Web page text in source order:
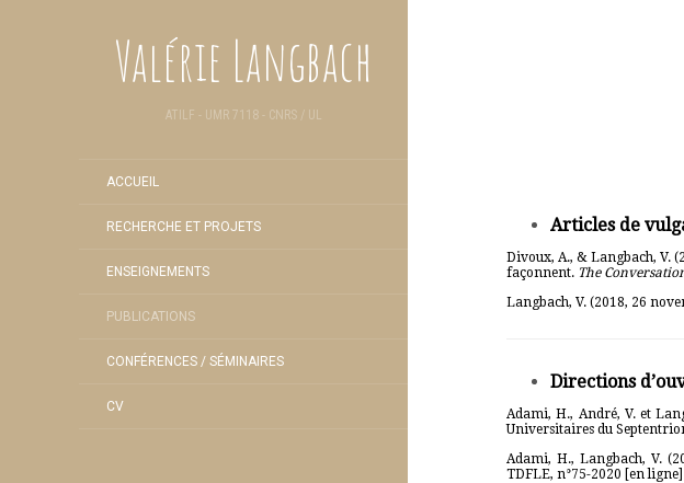
Valérie Langbach
ATILF - UMR 7118 - CNRS / UL
ACCUEIL
RECHERCHE ET PROJETS
ENSEIGNEMENTS
PUBLICATIONS
CONFÉRENCES / SÉMINAIRES
CV
Articles de
Divoux, A., & Langbach, V.
façonnent. The
Langbach, V. (2018, 26
Directions
Adami, H., André, V. et
Universitaires du
Adami, H., Langbach, V.
TDFLE, n°75-2020 [ en ligne